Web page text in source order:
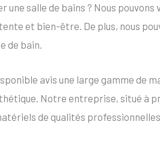
une salle de bains ? Nous
et bien-être. De plus, nous
de bain.
avis une large gamme de
Notre entreprise, situé à
de qualités